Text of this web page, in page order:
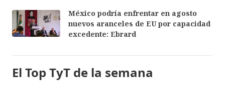
México podría enfrentar en agosto
nuevos aranceles de EU por capacidad
excedente: Ebrard
El Top TyT de la semana